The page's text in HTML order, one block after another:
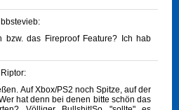
bbstevieb:
bzw. das Fireproof Feature? Ich hab
Riptor:
Auf Xbox/PS2 noch Spitze, auf der
hat denn bei denen bitte schön das